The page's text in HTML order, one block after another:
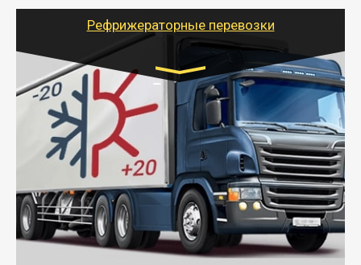
для погрузочно-разгрузочных работ при перевозке.
Рефрижераторные перевозки
Транспорт:
Газель (1,5 и 3 тонны), Бычок, Еврофура от 5 до
10 тонн
от 6000 руб.
- Рефрижераторные перевозки грузов с
соблюдением температурного режима, работающим
термописцем, санитарной обработкой кузова и мед.
книжкой у водителя.
- Тайгер Логистик поможет быстро перевезти
скоропортящиеся продукты в любой город России с